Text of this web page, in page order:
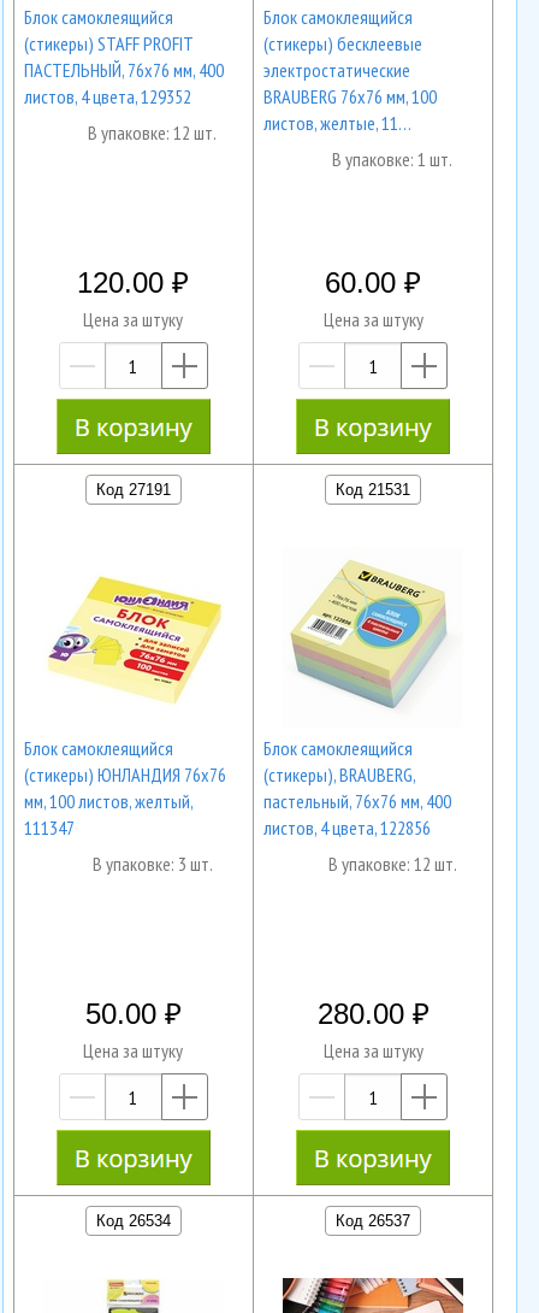
Блок самоклеящийся
(стикеры) STAFF PROFIT
ПАСТЕЛЬНЫЙ, 76х76 мм, 400
листов, 4 цвета, 129352
В упаковке: 12 шт.
120.00
Цена за штуку
—
Блок самоклеящийся
(стикеры) бесклеевые
электростатические
BRAUBERG 76х76 мм, 100
листов, желтые, 11…
В упаковке: 1 шт.
60.00
Цена за штуку
—
Код 27191
Блок самоклеящийся
(стикеры) ЮНЛАНДИЯ 76х76
мм, 100 листов, желтый,
111347
В упаковке: 3 шт.
50.00
Цена за штуку
—
Код 21531
Блок самоклеящийся
(стикеры), BRAUBERG,
пастельный, 76х76 мм, 400
листов, 4 цвета, 122856
В упаковке: 12 шт.
280.00
Цена за штуку
—
Код 26534 Код 26537